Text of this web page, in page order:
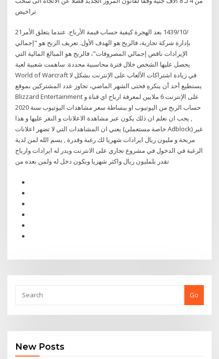
تراخيص
21‏‏/10‏‏/1439 بعد الهجرة كيفية حساب قيمة الأرباح. عندما يتعلق الأمر
بإدارة شركة تجارية، فالربح هو الهدف الأول. تعريف الربح هو "إجمالي
الإيرادات ناقص إجمالي المصروفات"، فالربح هو المبالغ المالية التي
يحصل عليها الشخص خلال فترة محاسبية محددة. ساهمت شعبية لعبة
World of Warcraft في زيادة اشتراكات الألعاب على الإنترنت بشكل لا
يستطيع أحد أن ينكرهِ فحتى الشهر الماضي، تجاوز عدد المشتركين بموقع
Blizzard Entertainment على الإنترنت 6 ملايين لمعرفة ارباح اي قناة و
حساب الربح من اليوتيوب او ببساطة سعر مشاهدات اليوتيوب سنة 2020
, يجب ان نعلم ان ذلك يكون عبر مشاهدة الاعلانات و النقر عليها و هذا
يعني ان المشاهدات التي لا تضهر اعلانات (خاصة مستعملي Adblock) غير
مربحة و مليون ريال ايرادات شهريا لك رغبة وقدرة , بسم الله لمن لدية
الرغبة في الدخول في مشروع تجاري على الانترنت ويدر له ايرادات وارباح
تقدر بلمليون ريال واكثر شهريا ويكون دخل له ولمن بعده من
Go
New Posts